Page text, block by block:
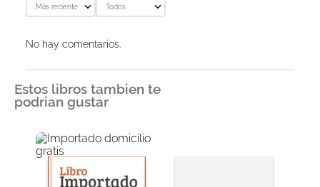
Más reciente Todos
No hay comentarios.
Estos libros tambien te
podrian gustar